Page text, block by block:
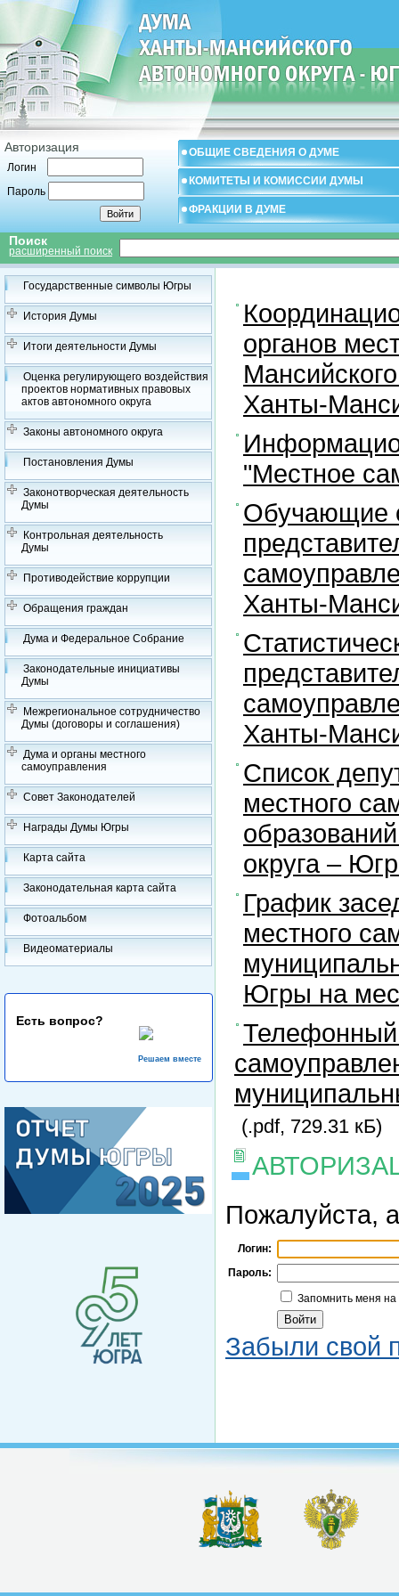
Авторизация
Логин
Пароль
ОБЩИЕ СВЕДЕНИЯ О ДУМЕ
КОМИТЕТЫ И КОМИССИИ ДУМЫ
ФРАКЦИИ В ДУМЕ
Поиск
расширенный поиск
Государственные символы Югры
История Думы
Итоги деятельности Думы
Оценка регулирующего воздействия
проектов нормативных правовых
актов автономного округа
Законы автономного округа
Постановления Думы
Законотворческая деятельность
Думы
Контрольная деятельность
Думы
Противодействие коррупции
Обращения граждан
Дума и Федеральное Собрание
Законодательные инициативы
Думы
Межрегиональное сотрудничество
Думы (договоры и соглашения)
Дума и органы местного
самоуправления
Совет Законодателей
Награды Думы Югры
Карта сайта
Законодательная карта сайта
Фотоальбом
Видеоматериалы
Есть вопрос?
Решаем вместе
органов
Ханты-
"Местное
Обучающие
Ханты-
Ханты-
Список
местного
округа –
График
местного
Югры на
Телефонный
(.pdf, 729.31 кБ)
Пожалуйста,
Логин:
Пароль:
Запомнить меня
Забыли свой